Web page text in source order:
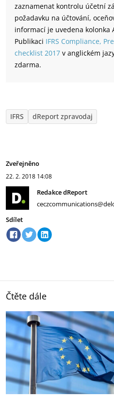
zaznamenat kontrolu účetní
požadavku na účtování,
informací je uvedena kolonka
Publikaci IFRS Compliance,
checklist 2017 v anglickém
zdarma.
IFRS dReport zpravodaj
Zveřejněno
22. 2. 2018 14:08
Redakce dReport
Sdílet
Čtěte dále